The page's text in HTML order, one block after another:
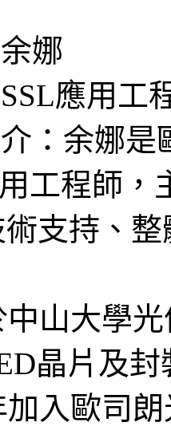
娜
應用
：余娜是
工程師
支持、
中山大學
晶片及
加入歐司